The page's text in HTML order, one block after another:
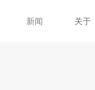
新闻 关于